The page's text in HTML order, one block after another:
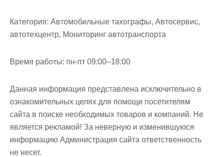
Категория: Автомобильные тахографы, Автосервис,
автотехцентр, Мониторинг автотранспорта
Время работы: пн-пт 09:00–18:00
Данная информация представлена исключительно в
ознакомительных целях для помощи посетителям
сайта в поиске необходимых товаров и компаний. Не
является рекламой! За неверную и изменившуюся
информацию Администрация сайта ответственность
не несет.